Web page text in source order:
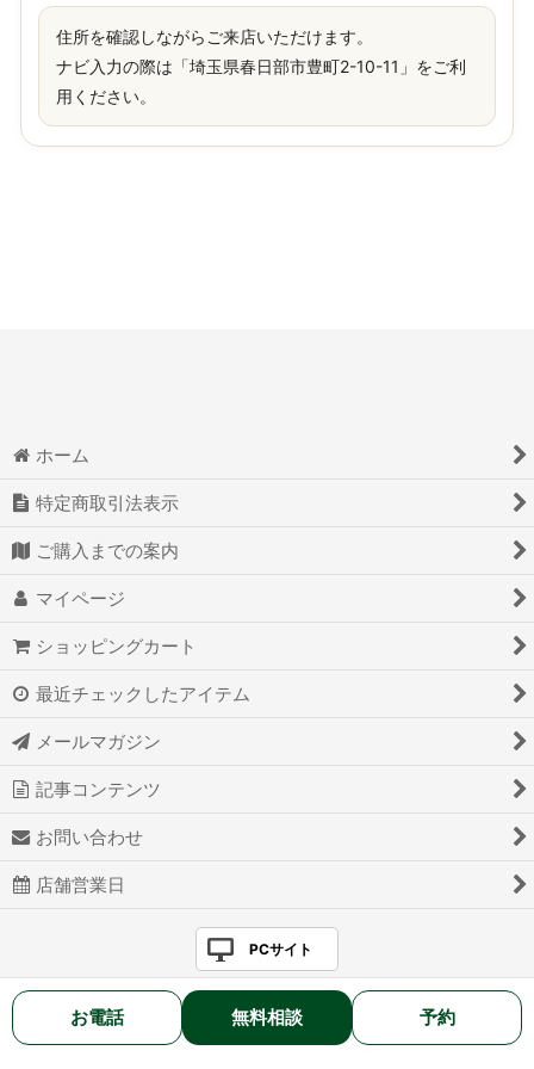
住所を確認しながらご来店いただけます。
ナビ入力の際は「埼玉県春日部市豊町2-10-11」をご利
用ください。
お電話 無料相談 予約
ホーム
特定商取引法表示
ご購入までの案内
マイページ
ショッピングカート
最近チェックしたアイテム
メールマガジン
記事コンテンツ
お問い合わせ
店舗営業日
PCサイト
2025 BELL HOSHOKU Co., Ltd. All rights reserved.